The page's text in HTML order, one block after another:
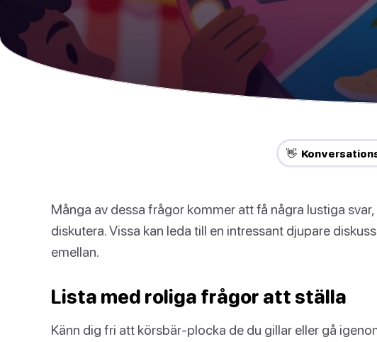
👋
Många av dessa frågor kommer att få några lustiga
diskutera. Vissa kan leda till en intressant djupare
emellan.
Lista med roliga frågor att ställa
Känn dig fri att körsbär-plocka de du gillar eller gå